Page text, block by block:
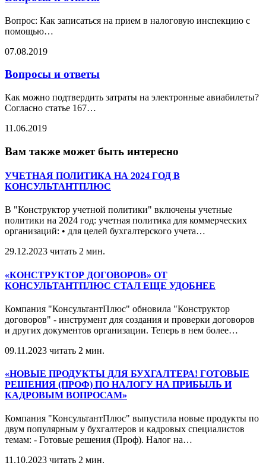
Вопрос: Как записаться на прием в налоговую инспекцию с
помощью…
07.08.2019
Вопросы и ответы
Как можно подтвердить затраты на электронные авиабилеты?
Согласно статье 167…
11.06.2019
Вам также может быть интересно
УЧЕТНАЯ ПОЛИТИКА НА 2024 ГОД В
КОНСУЛЬТАНТПЛЮС
В "Конструктор учетной политики" включены учетные
политики на 2024 год: учетная политика для коммерческих
организаций: • для целей бухгалтерского учета…
29.12.2023 читать 2 мин.
«КОНСТРУКТОР ДОГОВОРОВ» ОТ
КОНСУЛЬТАНТПЛЮС СТАЛ ЕЩЕ УДОБНЕЕ
Компания "КонсультантПлюс" обновила "Конструктор
договоров" - инструмент для создания и проверки договоров
и других документов организации. Теперь в нем более…
09.11.2023 читать 2 мин.
«НОВЫЕ ПРОДУКТЫ ДЛЯ БУХГАЛТЕРА! ГОТОВЫЕ
РЕШЕНИЯ (ПРОФ) ПО НАЛОГУ НА ПРИБЫЛЬ И
КАДРОВЫМ ВОПРОСАМ»
Компания "КонсультантПлюс" выпустила новые продукты по
двум популярным у бухгалтеров и кадровых специалистов
темам: - Готовые решения (Проф). Налог на…
11.10.2023 читать 2 мин.